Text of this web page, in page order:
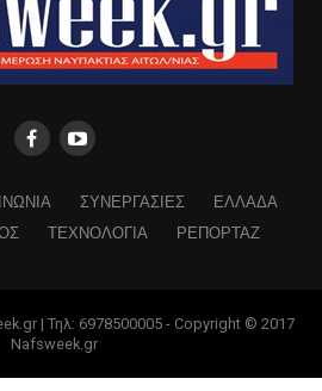
ΣΥΝΕΡΓΑΣΙΕΣ
ΕΛΛΑΔΑ
ΤΕΧΝΟΛΟΓΙΑ ΡΕΠΟΡΤΑΖ
| Τηλ: 6978500005 - Copyright © 2017
Nafsweek.gr